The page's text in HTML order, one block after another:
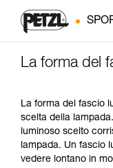
La forma del
La forma del fascio
scelta della
luminoso scelto
lampada. Un fascio
vedere lontano in